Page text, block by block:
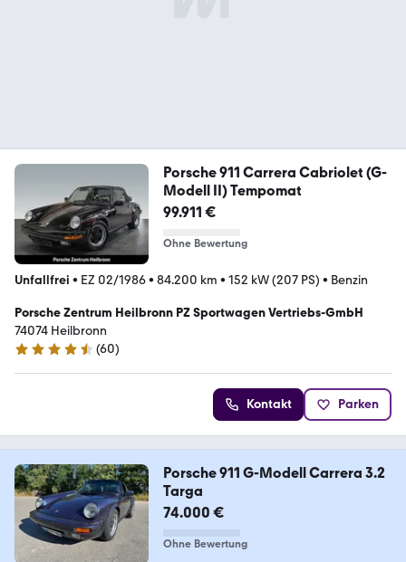
Porsche 911 Carrera Cabriolet (G-
Modell II) Tempomat
99.911 €
Ohne Bewertung
Unfallfrei • EZ 02/1986• 84.200 km • 152 kW (207 PS) • Benzin
Porsche Zentrum Heilbronn PZ Sportwagen Vertriebs-GmbH
74074 Heilbronn
4.4 Sterne
(60)
Kontakt Parken
Porsche 911 G-Modell Carrera 3.2
Targa
74.000 €
Ohne Bewertung